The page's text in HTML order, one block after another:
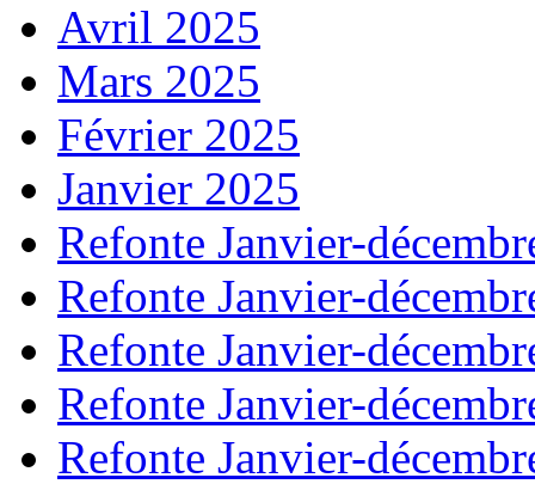
Avril 2025
Mars 2025
Février 2025
Janvier 2025
Refonte Janvier-
Refonte Janvier-
Refonte Janvier-
Refonte Janvier-
Refonte Janvier-